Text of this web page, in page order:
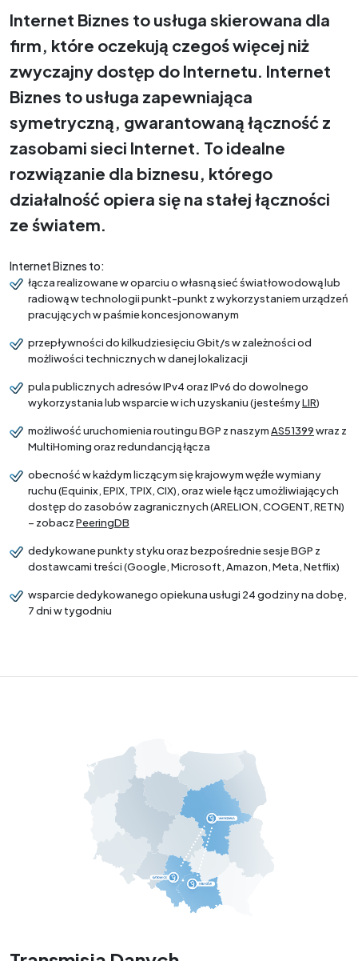
Internet Biznes to usługa skierowana dla
firm, które oczekują czegoś więcej niż
zwyczajny dostęp do Internetu. Internet
Biznes to usługa zapewniająca
symetryczną, gwarantowaną łączność z
zasobami sieci Internet. To idealne
rozwiązanie dla biznesu, którego
działalność opiera się na stałej łączności
ze światem.
Internet Biznes to:
łącza realizowane w oparciu o własną sieć światłowodową lub
radiową w technologii punkt-punkt z wykorzystaniem urządzeń
pracujących w paśmie koncesjonowanym
przepływności do kilkudziesięciu Gbit/s w zależności od
możliwości technicznych w danej lokalizacji
pula publicznych adresów IPv4 oraz IPv6 do dowolnego
wykorzystania lub wsparcie w ich uzyskaniu (jesteśmyLIR)
możliwość uruchomienia routingu BGP z naszymAS51399wraz z
MultiHoming oraz redundancją łącza
obecność w każdym liczącym się krajowym węźle wymiany
ruchu (Equinix, EPIX, TPIX, CIX), oraz wiele łącz umożliwiających
dostęp do zasobów zagranicznych (ARELION, COGENT, RETN)
– zobaczPeeringDB
dedykowane punkty styku oraz bezpośrednie sesje BGP z
dostawcami treści (Google, Microsoft, Amazon, Meta, Netflix)
wsparcie dedykowanego opiekuna usługi 24 godziny na dobę,
7 dni w tygodniu